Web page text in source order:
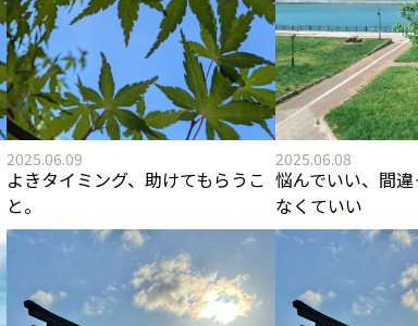
2025.06.09
よきタイミング、助けてもらうこ
と。
2025.06.08
悩んでいい、間
なくていい